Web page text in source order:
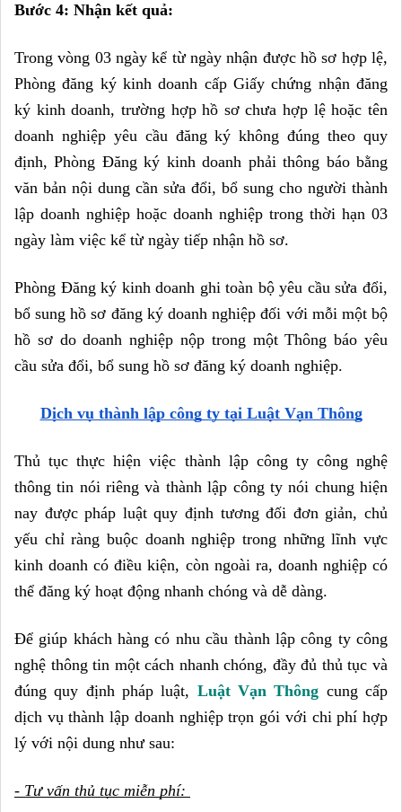
Bước 4: Nhận kết quả:
Trong vòng 03 ngày kể từ ngày nhận được hồ sơ hợp lệ,
Phòng đăng ký kinh doanh cấp Giấy chứng nhận đăng
ký kinh doanh, trường hợp hồ sơ chưa hợp lệ hoặc tên
doanh nghiệp yêu cầu đăng ký không đúng theo quy
định, Phòng Đăng ký kinh doanh phải thông báo bằng
văn bản nội dung cần sửa đổi, bổ sung cho người thành
lập doanh nghiệp hoặc doanh nghiệp trong thời hạn 03
ngày làm việc kể từ ngày tiếp nhận hồ sơ.
Phòng Đăng ký kinh doanh ghi toàn bộ yêu cầu sửa đổi,
bổ sung hồ sơ đăng ký doanh nghiệp đối với mỗi một bộ
hồ sơ do doanh nghiệp nộp trong một Thông báo yêu
cầu sửa đổi, bổ sung hồ sơ đăng ký doanh nghiệp.
Dịch vụ thành lập công ty tại Luật Vạn Thông
Thủ tục thực hiện việc thành lập công ty công nghệ
thông tin nói riêng và thành lập công ty nói chung hiện
nay được pháp luật quy định tương đối đơn giản, chủ
yếu chỉ ràng buộc doanh nghiệp trong những lĩnh vực
kinh doanh có điều kiện, còn ngoài ra, doanh nghiệp có
thể đăng ký hoạt động nhanh chóng và dễ dàng.
Để giúp khách hàng có nhu cầu thành lập công ty công
nghệ thông tin một cách nhanh chóng, đầy đủ thủ tục và
đúng quy định pháp luật, Luật Vạn Thông cung cấp
dịch vụ thành lập doanh nghiệp trọn gói với chi phí hợp
lý với nội dung như sau:
- Tư vấn thủ tục miễn phí: